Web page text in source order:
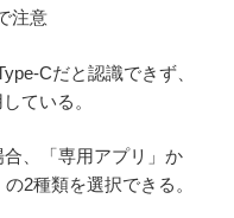
注意
Cだと認識できず、
ている。
、「専用アプリ」か
2種類を選択できる。